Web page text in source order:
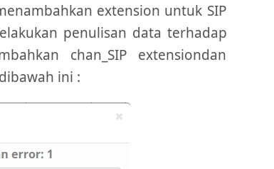
extension untuk SIP
penulisan data terhadap
chan_SIP extensiondan
ini :